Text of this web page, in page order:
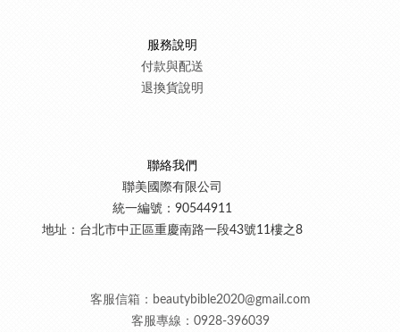
服務說明
付款與配送
退換貨說明
聯絡我們
聯美國際有限公司
統一編號：90544911
地址：台北市中正區重慶南路一段43號11樓之8
客服信箱：beautybible2020@gmail.com
客服專線： 0928-396039